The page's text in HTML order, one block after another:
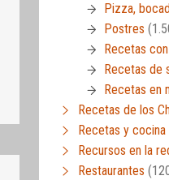
Pizza,
Postres
Recetas
Recetas de
Recetas en
Recetas de los
Recetas y
Recursos en la
Restaurantes